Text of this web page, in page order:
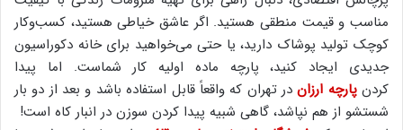
مناسب و قیمت منطقی هستید. اگر عاشق خیاطی هستید، کسب‌وکار
کوچک تولید پوشاک دارید، یا حتی می‌خواهید برای خانه دکوراسیون
جدیدی ایجاد کنید، پارچه ماده اولیه کار شماست. اما پیدا
کردنپارچه ارزاندر تهران که واقعاً قابل استفاده باشد و بعد از دو بار
شستشو از هم نپاشد، گاهی شبیه پیدا کردن سوزن در انبار کاه است!